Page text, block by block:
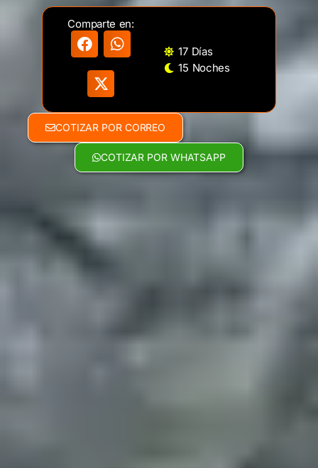
Comparte en:
17 Días
15 Noches
COTIZAR POR CORREO
COTIZAR POR WHATSAPP